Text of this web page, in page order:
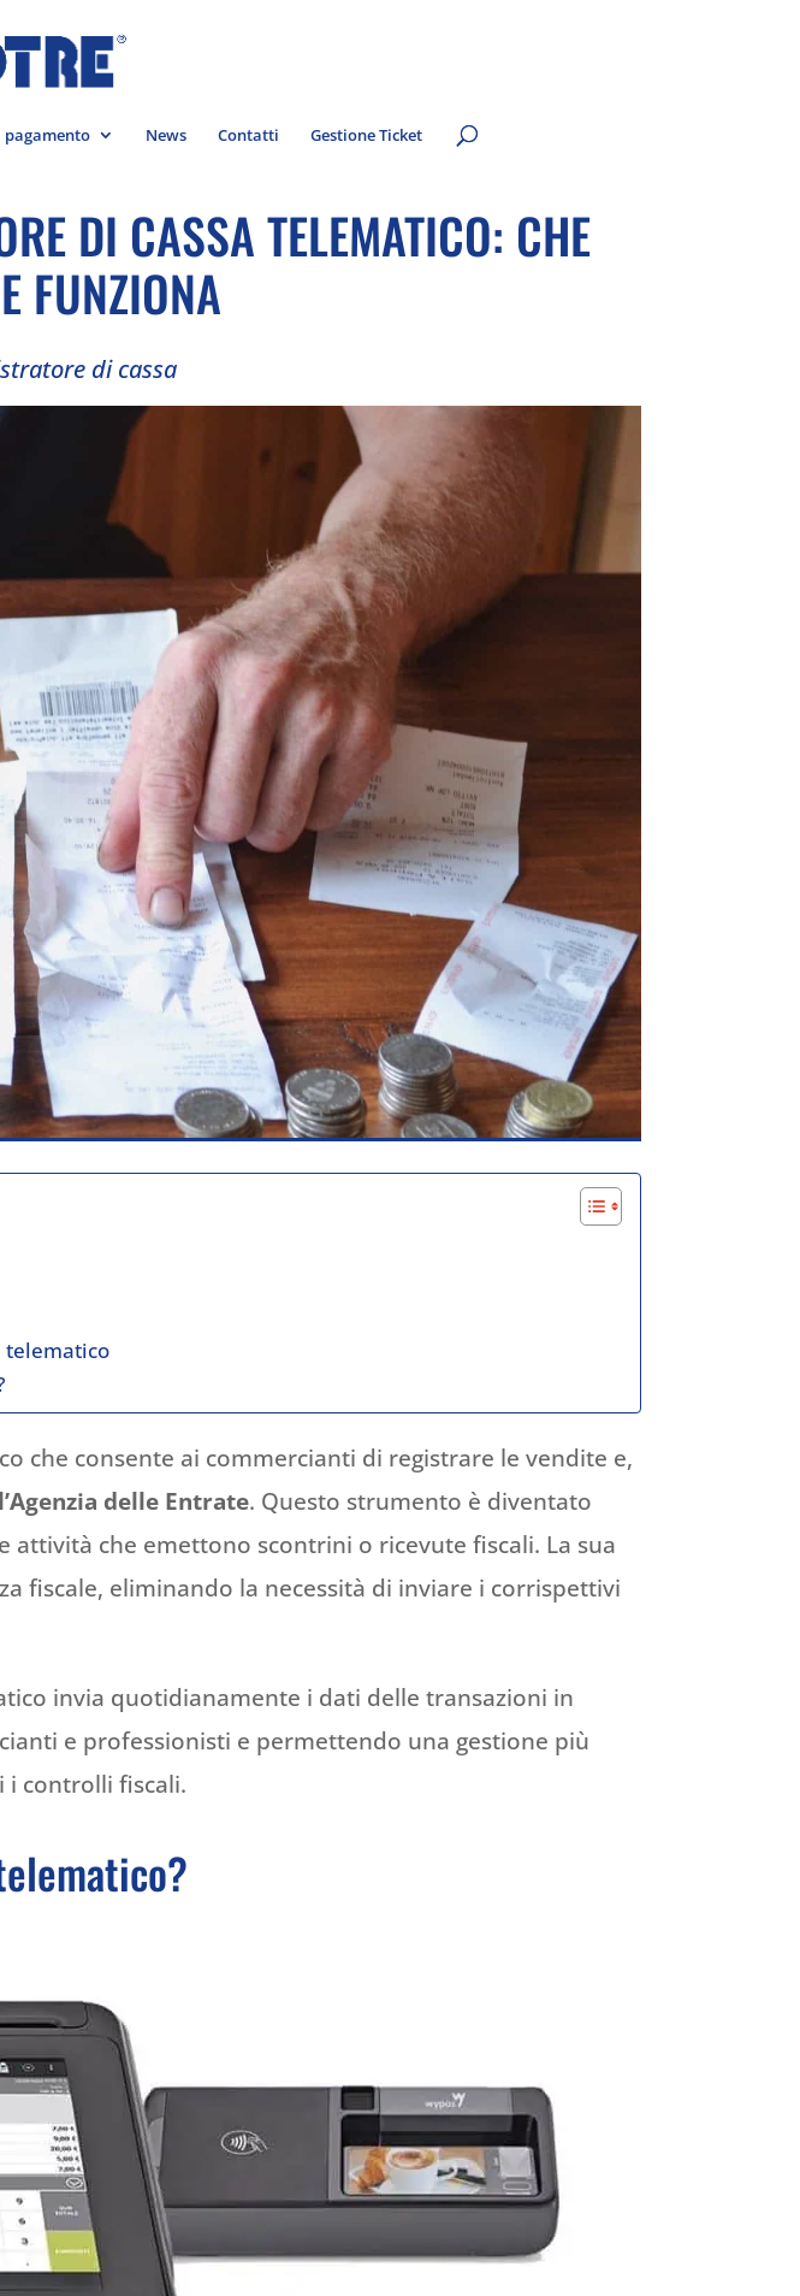
pagamento News Contatti Gestione Ticket
DI CASSA TELEMATICO: CHE
FUNZIONA
di cassa
telematico
che consente ai commercianti di registrare le vendite e,
delle Entrate. Questo strumento è diventato
che emettono scontrini o ricevute fiscali. La sua
fiscale, eliminando la necessità di inviare i corrispettivi
invia quotidianamente i dati delle transazioni in
e professionisti e permettendo una gestione più
i controlli fiscali.